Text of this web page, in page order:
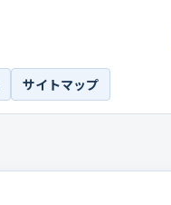
サイトマップ